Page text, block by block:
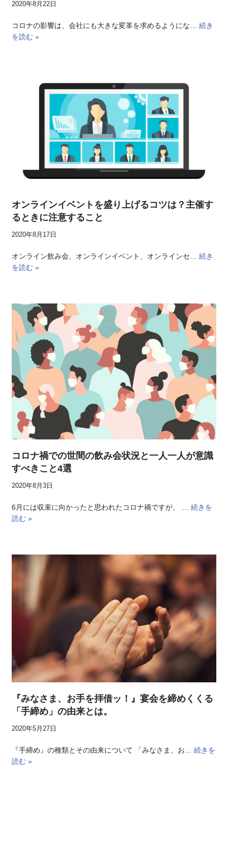
2020年8月22日
コロナの影響は、会社にも大きな変革を求めるようにな…続き
を読む »
オンラインイベントを盛り上げるコツは？主催す
るときに注意すること
2020年8月17日
オンライン飲み会、オンラインイベント、オンラインセ…続き
を読む »
コロナ禍での世間の飲み会状況と一人一人が意識
すべきこと4選
2020年8月3日
6月には収束に向かったと思われたコロナ禍ですが、 …続きを
読む »
『みなさま、お手を拝借ッ！』宴会を締めくくる
「手締め」の由来とは。
2020年5月27日
『手締め』の種類とその由来について 「みなさま、お…続きを
読む »